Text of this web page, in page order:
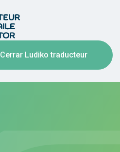
Cerrar Ludiko traducteur